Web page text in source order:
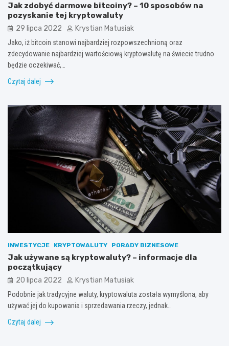
Jak zdobyć darmowe bitcoiny? – 10 sposobów na
pozyskanie tej kryptowaluty
29 lipca 2022 Krystian Matusiak
Jako, iż bitcoin stanowi najbardziej rozpowszechnioną oraz
zdecydowanie najbardziej wartościową kryptowalutę na świecie trudno
będzie oczekiwać,…
Czytaj dalej
INWESTYCJE KRYPTOWALUTY PORADY BIZNESOWE
Jak używane są kryptowaluty? – informacje dla
początkujący
20 lipca 2022 Krystian Matusiak
Podobnie jak tradycyjne waluty, kryptowaluta została wymyślona, aby
używać jej do kupowania i sprzedawania rzeczy, jednak…
Czytaj dalej